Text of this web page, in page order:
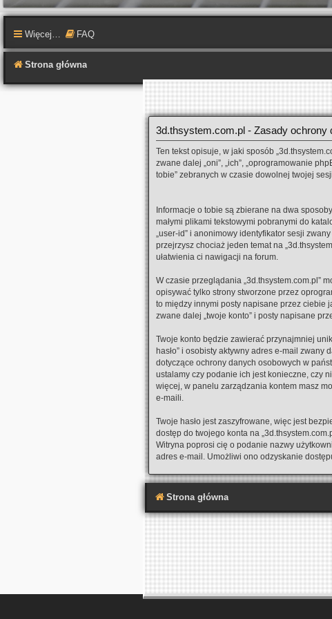
Więcej… FAQ
Strona główna
3d.thsystem.com.pl - Zasady ochrony
Ten tekst opisuje, w jaki sposób
zwane dalej „oni”, „ich”, „oprogramowanie
tobie” zebranych w czasie dowolnej twojej
Informacje o tobie są zbierane na dwa
małymi plikami tekstowymi pobranymi do
„user-id” i anonimowy identyfikator sesji
przejrzysz chociaż jeden temat na
ułatwienia ci nawigacji na forum.
W czasie przeglądania „3d.thsystem.com.pl”
opisywać tylko strony stworzone przez
to między innymi posty napisane przez ciebie
zwane dalej „twoje konto” i posty napisane
Twoje konto będzie zawierać przynajmniej
hasło” i osobisty aktywny adres e-mail
dotyczące ochrony danych osobowych w
ustalamy czy podanie ich jest konieczne, czy
więcej, w panelu zarządzania kontem masz
e-maili.
Twoje hasło jest zaszyfrowane, więc jest
dostęp do twojego konta na
Witryna poprosi cię o podanie nazwy
adres e-mail. Umożliwi ono odzyskanie
Strona główna